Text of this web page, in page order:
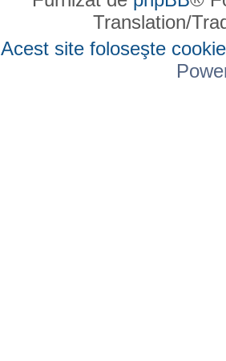
Translation/
Acest site foloseşte